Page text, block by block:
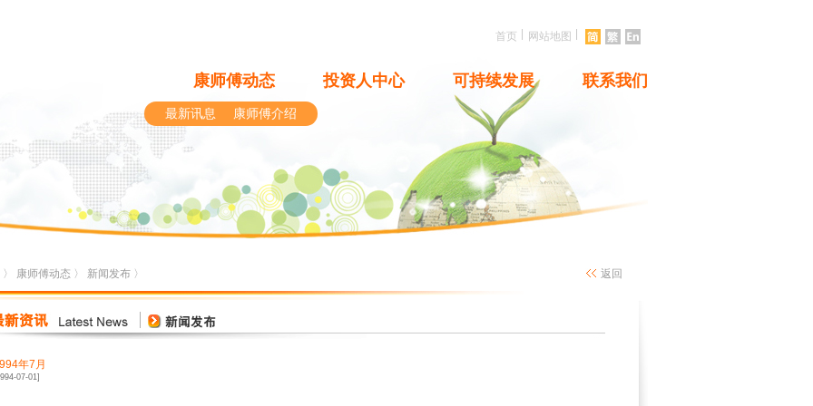
首页 网站地图
康师傅动态 投资人中心 可持续发展 联系我们
最新讯息 康师傅介绍
〉 康师傅动态 〉 新闻发布 〉 返回
年7月
07-01]